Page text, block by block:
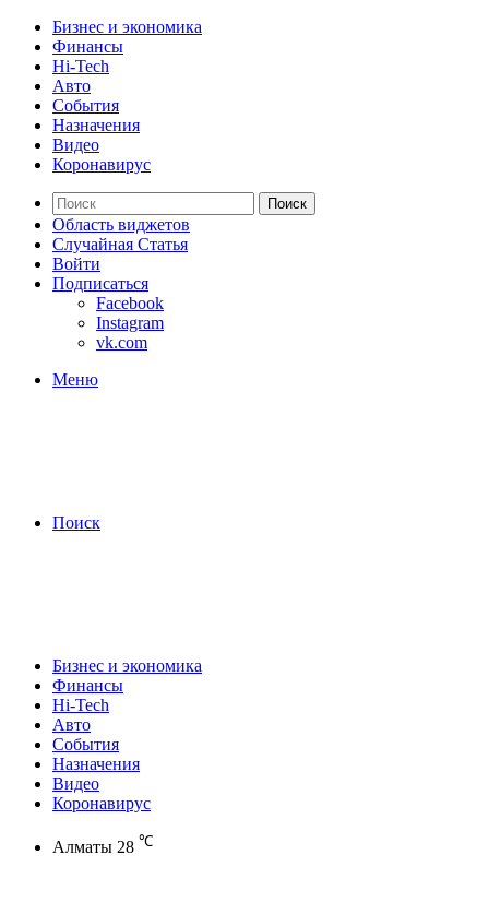
Бизнес и экономика
Финансы
Hi-Tech
Авто
События
Назначения
Видео
Коронавирус
Поиск
Область виджетов
Случайная Статья
Войти
Подписаться
Facebook
Instagram
vk.com
Меню
Поиск
Бизнес и экономика
Финансы
Hi-Tech
Авто
События
Назначения
Видео
Коронавирус
Алматы 28 ℃